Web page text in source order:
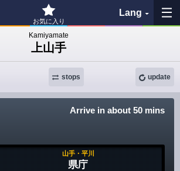
お気に入り
Lang
My Favorites
History
See the map
各バス会社リンク先
Kamiyamate
上山手
update
stops
Arrive in about 50 mins
山手・平川
県庁